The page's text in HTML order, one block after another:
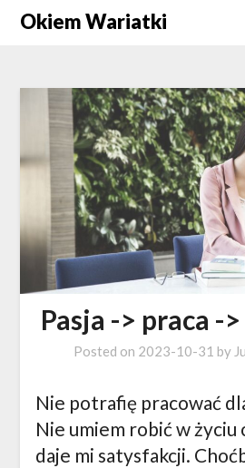
Okiem Wariatki
Pasja -> praca -
Posted on 2023-10-31 by
Nie potrafię pracować
Nie umiem robić w życiu
daje mi satysfakcji.